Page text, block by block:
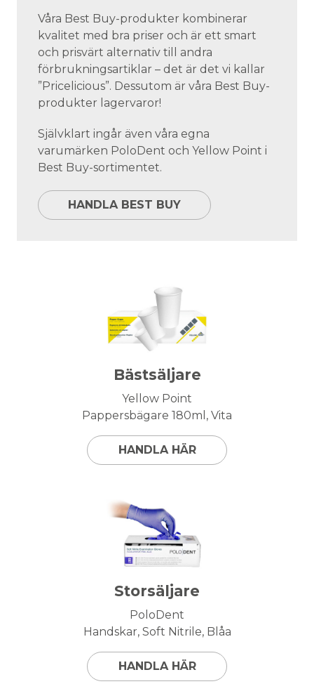
Våra Best Buy-produkter kombinerar
kvalitet med bra priser och är ett smart
och prisvärt alternativ till andra
förbrukningsartiklar – det är det vi kallar
”Pricelicious”. Dessutom är våra Best Buy-
produkter lagervaror!
Självklart ingår även våra egna
varumärken PoloDent och Yellow Point i
Best Buy-sortimentet.
HANDLA BEST BUY
Bästsäljare
Yellow Point
Pappersbägare 180ml, Vita
HANDLA HÄR
Storsäljare
PoloDent
Handskar, Soft Nitrile, Blåa
HANDLA HÄR